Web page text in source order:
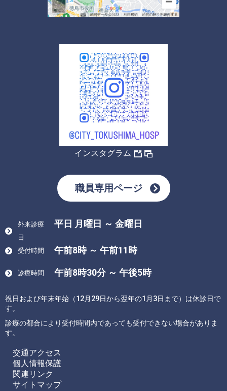
インスタグラム
職員専用ページ
外来診療
日
平日 月曜日 ～ 金曜日
受付時間 午前8時 ～ 午前11時
診療時間 午前8時30分 ～ 午後5時
祝日および年末年始（12月29日から翌年の1月3日まで）は休診日で
す。
診療の都合により受付時間内であっても受付できない場合がありま
す。
交通アクセス
個人情報保護
関連リンク
サイトマップ